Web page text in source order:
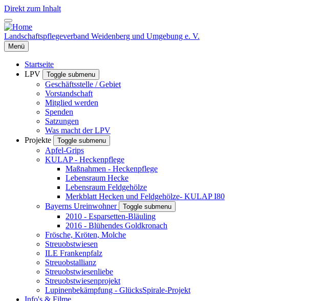
Direkt zum Inhalt
Landschaftspflegeverband Weidenberg und Umgebung e. V.
Menü
Startseite
LPV
Toggle submenu
Geschäftsstelle / Gebiet
Vorstandschaft
Mitglied werden
Spenden
Satzungen
Was macht der LPV
Projekte
Toggle submenu
Apfel-Grips
KULAP - Heckenpflege
Maßnahmen - Heckenpflege
Lebensraum Hecke
Lebensraum Feldgehölze
Merkblatt Hecken und Feldgehölze- KULAP I80
Bayerns Ureinwohner
Toggle submenu
2010 - Esparsetten-Bläuling
2016 - Blühendes Goldkronach
Frösche, Kröten, Molche
Streuobstwiesen
ILE Frankenpfalz
Streuobstallianz
Streuobstwiesenliebe
Streuobstwiesenprojekt
Lupinenbekämpfung - GlücksSpirale-Projekt
Info's & Filme